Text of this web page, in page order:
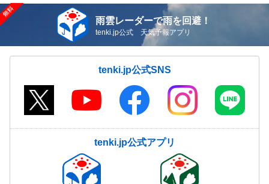
雨雲レーダーで雨を回避！
tenki.jp公式 天気予報アプリ
tenki.jp公式SNS
tenki.jp公式アプリ